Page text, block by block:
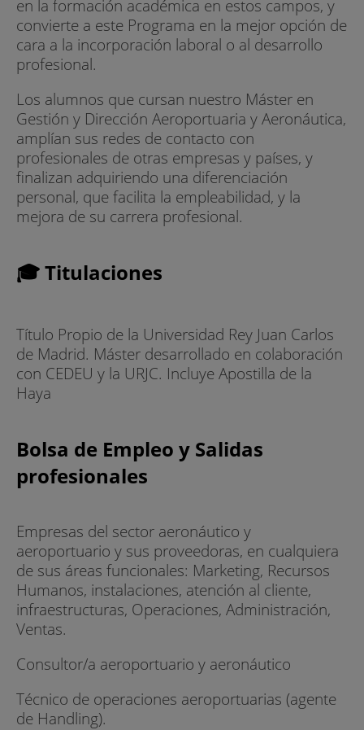
en la formación académica en estos campos, y
convierte a este Programa en la mejor opción de
cara a la incorporación laboral o al desarrollo
profesional.
Los alumnos que cursan nuestro Máster en
Gestión y Dirección Aeroportuaria y Aeronáutica,
amplían sus redes de contacto con
profesionales de otras empresas y países, y
finalizan adquiriendo una diferenciación
personal, que facilita la empleabilidad, y la
mejora de su carrera profesional.
🎓 Titulaciones
Título Propio de la Universidad Rey Juan Carlos
de Madrid. Máster desarrollado en colaboración
con CEDEU y la URJC. Incluye Apostilla de la
Haya
Bolsa de Empleo y Salidas
profesionales
Empresas del sector aeronáutico y
aeroportuario y sus proveedoras, en cualquiera
de sus áreas funcionales: Marketing, Recursos
Humanos, instalaciones, atención al cliente,
infraestructuras, Operaciones, Administración,
Ventas.
Consultor/a aeroportuario y aeronáutico
Técnico de operaciones aeroportuarias (agente
de Handling).